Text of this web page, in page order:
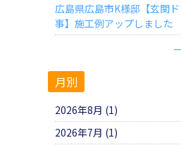
広島県広島市K様邸【玄関
事】施工例アップしました
月別
2026年8月 (1)
2026年7月 (1)